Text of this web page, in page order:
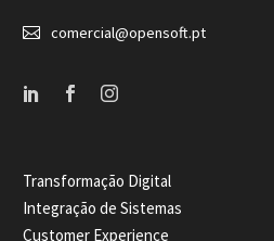

 comercial@opensoft.pt
Transformação Digital
Integração de Sistemas
Customer Experience